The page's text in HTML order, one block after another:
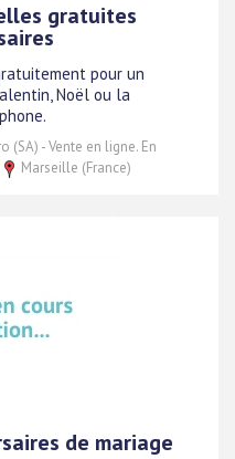
gratuites
pour un
Noël ou la
(SA) - Vente en ligne. En
Marseille (France)
de mariage